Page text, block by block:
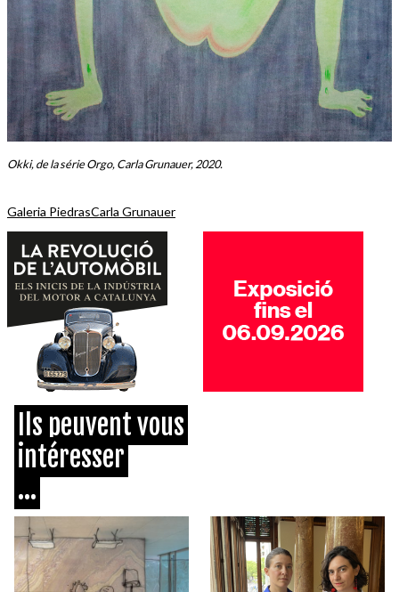
Okki, de la série Orgo, Carla Grunauer, 2020.
Galeria PiedrasCarla Grunauer
Ils peuvent vous
intéresser
...